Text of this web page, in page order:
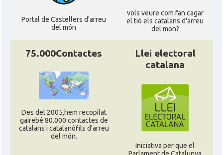
Portal de Castellers d'arreu
del món
vols veure com fan cagar
el tió els catalans d'arreu
del mon?
75.000Contactes
Des del 2005,hem recopilat
gairebé 80.000 contactes de
catalans i catalanòfils d'arreu
del món.
Llei electoral
catalana
Iniciativa per que el